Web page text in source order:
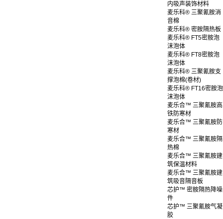
内吸声装饰材料
麦乐科® 三聚氰胺消
音棉
麦乐科® 密胺隔热板
麦乐科® FT5密胺泡
沫泡体
麦乐科® FT8密胺泡
沫泡体
麦乐科® 三聚氰胺支
撑泡棉(卷材)
麦乐科® FT16密胺泡
沫泡体
麦乐合™ 三聚氰胺高
铁防寒材
麦乐合™ 三聚氰胺防
寒材
麦乐合™ 三聚氰胺隔
热棉
麦乐合™ 三聚氰胺建
筑保温材料
麦乐合™ 三聚氰胺建
筑吸音隔音板
芯护™ 密胺隔热降噪
件
芯护™ 三聚氰胺气凝
胶